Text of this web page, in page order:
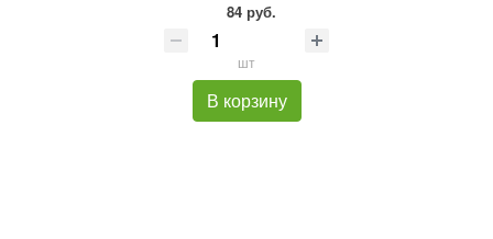
84 руб.
шт
В корзину